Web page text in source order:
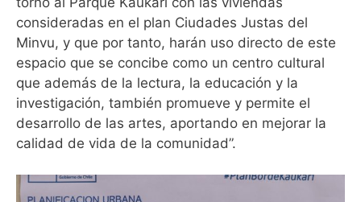
consideradas en el plan Ciudades Justas del
Minvu, y que por tanto, harán uso directo de este
espacio que se concibe como un centro cultural
que además de la lectura, la educación y la
investigación, también promueve y permite el
desarrollo de las artes, aportando en mejorar la
calidad de vida de la comunidad”.